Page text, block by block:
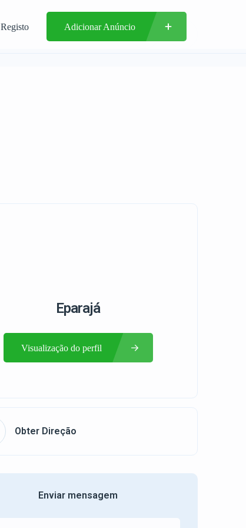
Registo Adicionar Anúncio
Eparajá
Visualização do perfil
Obter Direção
Enviar mensagem